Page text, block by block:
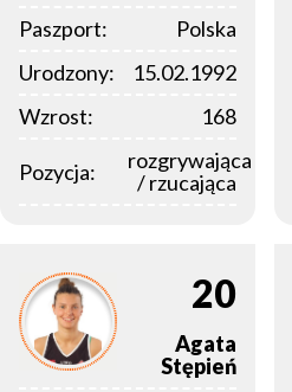
Paszport:
Polska
Urodzony:
15.02.1992
Wzrost:
168
Pozycja:
rozgrywająca
/ rzucająca
20
Agata
Stępień